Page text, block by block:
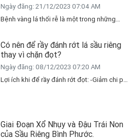
Ngày đăng: 21/12/2023 07:04 AM
Bệnh vàng lá thối rễ là một trong những
phát triển và năng suất của cây sầu riêng.
Bệnh do các loại nấm Fusarium, Pythium,
Phytophthora gây ra, thường xảy ra ở các
vườn sầu riêng mới trồng hoặc đã cho trái
Có nên để rầy đánh rớt lá sầu riêng
thay vì chặn đọt?
Ngày đăng: 08/12/2023 07:20 AM
Lợi ích khi để rầy đánh rớt đọt: -Giảm chi phí
Giai Đoạn Xổ Nhụy và Đậu Trái Non
của Sầu Riêng Bình Phước.